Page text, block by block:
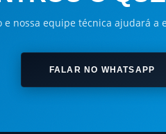
e nossa equipe técnica ajudará a
FALAR NO WHATSAPP